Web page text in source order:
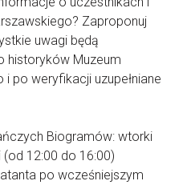
Zaproponuj
uwagi będą
historyków Muzeum
po weryfikacji uzupełniane
Biogramów: wtorki
12:00 do 16:00)
po wcześniejszym